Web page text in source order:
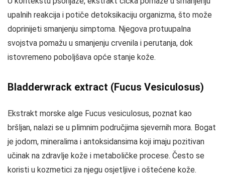
upalnih reakcija i potiče detoksikaciju organizma, što može
doprinijeti smanjenju simptoma. Njegova protuupalna
svojstva pomažu u smanjenju crvenila i perutanja, dok
istovremeno poboljšava opće stanje kože.
Bladderwrack extract (Fucus Vesiculosus)
Ekstrakt morske alge Fucus vesiculosus, poznat kao
bršljan, nalazi se u plimnim područjima sjevernih mora. Bogat
je jodom, mineralima i antoksidansima koji imaju pozitivan
učinak na zdravlje kože i metaboličke procese. Često se
koristi u kozmetici za njegu osjetljive i oštećene kože.